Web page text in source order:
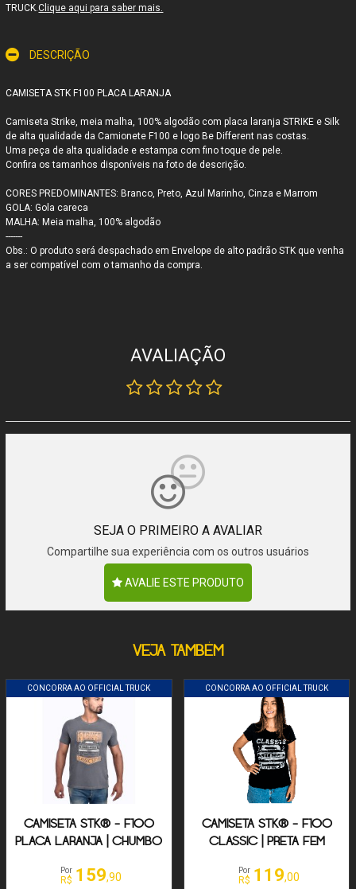
TRUCK.Clique aqui para saber mais.
DESCRIÇÃO
CAMISETA STK F100 PLACA LARANJA
Camiseta Strike, meia malha, 100% algodão com placa laranja STRIKE e Silk
de alta qualidade da Camionete F100 e logo Be Different nas costas.
Uma peça de alta qualidade e estampa com fino toque de pele.
Confira os tamanhos disponíveis na foto de descrição.
CORES PREDOMINANTES: Branco, Preto, Azul Marinho, Cinza e Marrom
GOLA: Gola careca
MALHA: Meia malha, 100% algodão
-------
Obs.: O produto será despachado em Envelope de alto padrão STK que venha
a ser compatível com o tamanho da compra.
AVALIAÇÃO
SEJA O PRIMEIRO A AVALIAR
Compartilhe sua experiência com os outros usuários
AVALIE ESTE PRODUTO
VEJA TAMBÉM
CONCORRA AO OFFICIAL TRUCK
CAMISETA STK® - F100
PLACA LARANJA | CHUMBO
Por
R$ 159,90
CONCORRA AO OFFICIAL TRUCK
CAMISETA STK® - F100
CLASSIC | PRETA FEM
Por
R$ 119,00